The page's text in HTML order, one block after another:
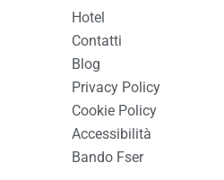
Hotel
Contatti
Blog
Privacy Policy
Cookie Policy
Accessibilità
Bando Fser